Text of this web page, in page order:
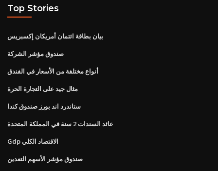
Top Stories
بيان بطاقة ائتمان أمريكان إكسبريس
صندوق مؤشر الشركة
أنواع مختلفة من الأسعار في الفندق
مثال جيد على التجارة الحرة
ستاندرد اند بورز صندوق كندا
عائد السندات 2 سنة في المملكة المتحدة
Gdp الاقتصاد الكلي
صندوق مؤشر الأسهم التعدين